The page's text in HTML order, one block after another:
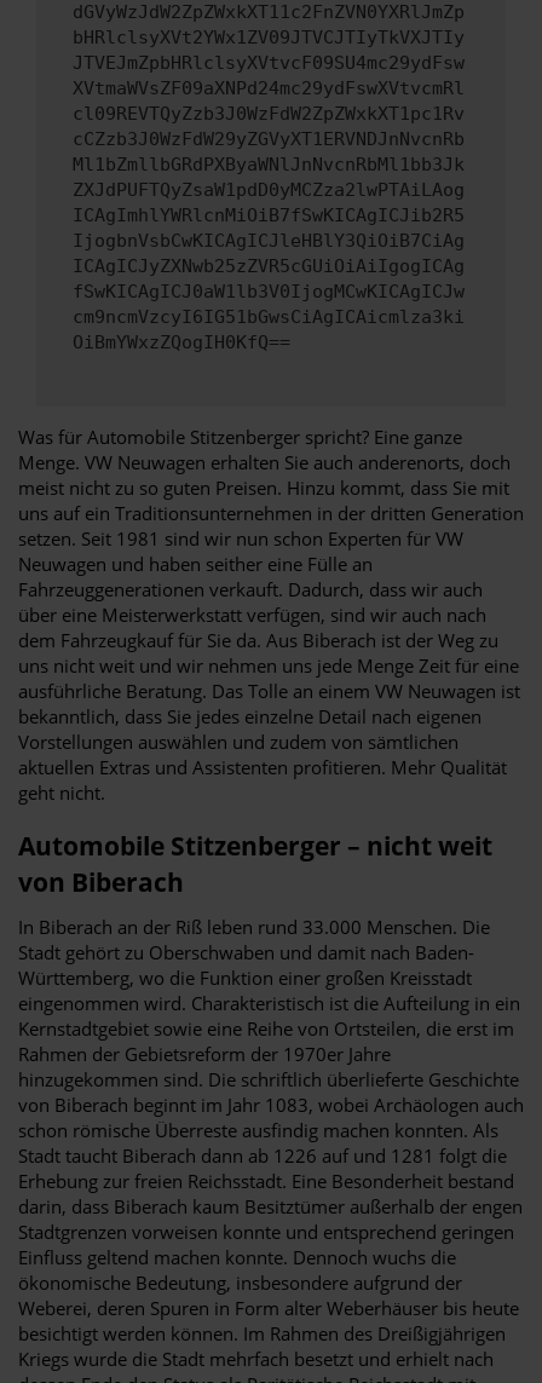
dGVyWzJdW2ZpZWxkXT11c2FnZVN0YXRlJmZp
bHRlclsyXVt2YWx1ZV09JTVCJTIyTkVXJTIy
JTVEJmZpbHRlclsyXVtvcF09SU4mc29ydFsw
XVtmaWVsZF09aXNPd24mc29ydFswXVtvcmRl
cl09REVTQyZzb3J0WzFdW2ZpZWxkXT1pc1Rv
cCZzb3J0WzFdW29yZGVyXT1ERVNDJnNvcnRb
Ml1bZmllbGRdPXByaWNlJnNvcnRbMl1bb3Jk
ZXJdPUFTQyZsaW1pdD0yMCZza2lwPTAiLAog
ICAgImhlYWRlcnMiOiB7fSwKICAgICJib2R5
IjogbnVsbCwKICAgICJleHBlY3QiOiB7CiAg
ICAgICJyZXNwb25zZVR5cGUiOiAiIgogICAg
fSwKICAgICJ0aW1lb3V0IjogMCwKICAgICJw
cm9ncmVzcyI6IG51bGwsCiAgICAicmlza3ki
OiBmYWxzZQogIH0KfQ==
Was für Automobile Stitzenberger spricht? Eine ganze
Menge. VW Neuwagen erhalten Sie auch anderenorts, doch
meist nicht zu so guten Preisen. Hinzu kommt, dass Sie mit
uns auf ein Traditionsunternehmen in der dritten Generation
setzen. Seit 1981 sind wir nun schon Experten für VW
Neuwagen und haben seither eine Fülle an
Fahrzeuggenerationen verkauft. Dadurch, dass wir auch
über eine Meisterwerkstatt verfügen, sind wir auch nach
dem Fahrzeugkauf für Sie da. Aus Biberach ist der Weg zu
uns nicht weit und wir nehmen uns jede Menge Zeit für eine
ausführliche Beratung. Das Tolle an einem VW Neuwagen ist
bekanntlich, dass Sie jedes einzelne Detail nach eigenen
Vorstellungen auswählen und zudem von sämtlichen
aktuellen Extras und Assistenten profitieren. Mehr Qualität
geht nicht.
Automobile Stitzenberger – nicht weit
von Biberach
In Biberach an der Riß leben rund 33.000 Menschen. Die
Stadt gehört zu Oberschwaben und damit nach Baden-
Württemberg, wo die Funktion einer großen Kreisstadt
eingenommen wird. Charakteristisch ist die Aufteilung in ein
Kernstadtgebiet sowie eine Reihe von Ortsteilen, die erst im
Rahmen der Gebietsreform der 1970er Jahre
hinzugekommen sind. Die schriftlich überlieferte Geschichte
von Biberach beginnt im Jahr 1083, wobei Archäologen auch
schon römische Überreste ausfindig machen konnten. Als
Stadt taucht Biberach dann ab 1226 auf und 1281 folgt die
Erhebung zur freien Reichsstadt. Eine Besonderheit bestand
darin, dass Biberach kaum Besitztümer außerhalb der engen
Stadtgrenzen vorweisen konnte und entsprechend geringen
Einfluss geltend machen konnte. Dennoch wuchs die
ökonomische Bedeutung, insbesondere aufgrund der
Weberei, deren Spuren in Form alter Weberhäuser bis heute
besichtigt werden können. Im Rahmen des Dreißigjährigen
Kriegs wurde die Stadt mehrfach besetzt und erhielt nach